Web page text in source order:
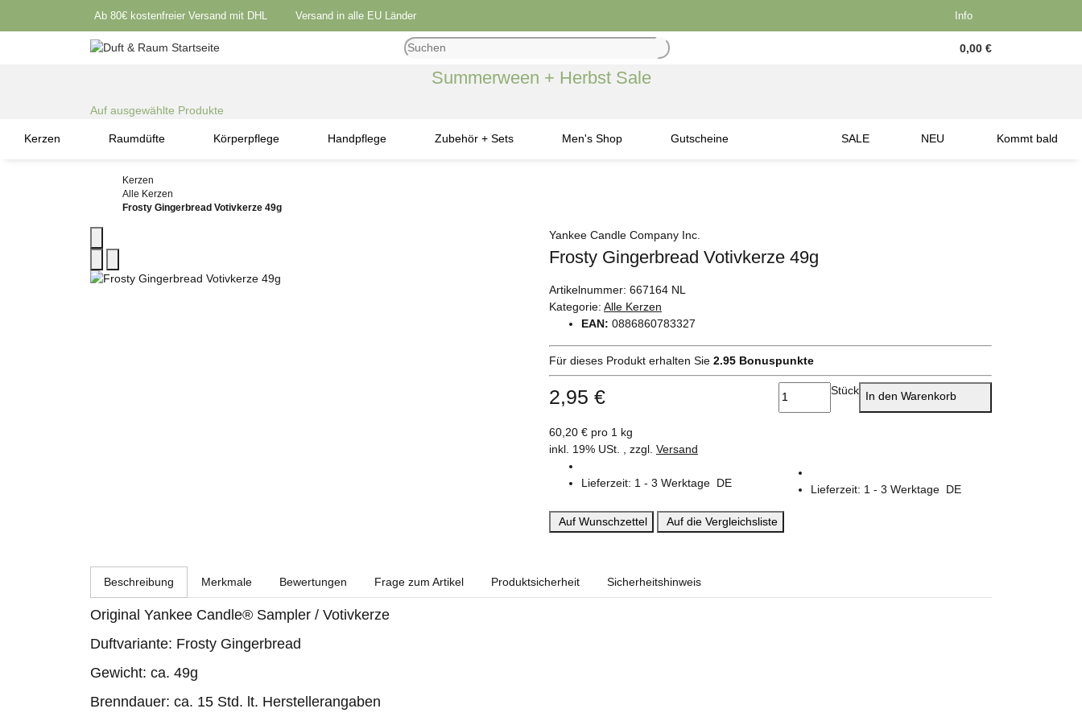
Ab 80€ kostenfreier Versand mit DHL Versand in alle EU Länder Info
0,00 €
Summerween + Herbst Sale
Auf ausgewählte Produkte
Kerzen Raumdüfte Körperpflege Handpflege Zubehör + Sets Men's Shop Gutscheine SALE NEU Kommt bald
Kerzen
Alle Kerzen
Frosty Gingerbread Votivkerze 49g
Yankee Candle Company Inc.
Frosty Gingerbread Votivkerze 49g
Artikelnummer: 667164 NL
Kategorie: Alle Kerzen
EAN: 0886860783327
Für dieses Produkt erhalten Sie 2.95 Bonuspunkte
2,95 €
60,20 € pro 1 kg
inkl. 19% USt. , zzgl. Versand
Lieferzeit: 1 - 3 Werktage DE
Stück In den Warenkorb
Lieferzeit: 1 - 3 Werktage DE
Auf Wunschzettel Auf die Vergleichsliste
Beschreibung Merkmale Bewertungen Frage zum Artikel Produktsicherheit Sicherheitshinweis
Original Yankee Candle® Sampler / Votivkerze
Duftvariante: Frosty Gingerbread
Gewicht: ca. 49g
Brenndauer: ca. 15 Std. lt. Herstellerangaben